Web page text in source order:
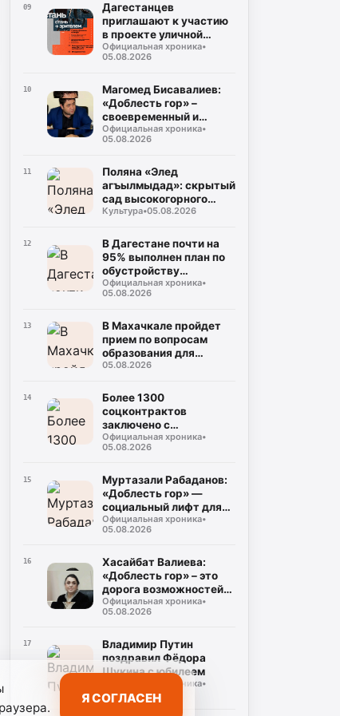
09
Дагестанцев
приглашают к участию
в проекте уличной
культуры и спорта
«КАРДО»
Официальная хроника•
05.08.2026
10
Магомед Бисавалиев:
«Доблесть гор» –
своевременный и
долгожданный ответ на
злободневные вопросы
Официальная хроника•
05.08.2026
11
Поляна «Элед
агъылмыдад»: скрытый
сад высокогорного
Дагестана
Культура•05.08.2026
12
В Дагестане почти на
95% выполнен план по
обустройству
площадок для сбора
ТКО
Официальная хроника•
05.08.2026
13
В Махачкале пройдет
прием по вопросам
образования для
участников СВО и их
05.08.2026
14
Более 1300
соцконтрактов
заключено с
участниками СВО и их
семьями в Дагестане
Официальная хроника•
05.08.2026
15
Муртазали Рабаданов:
«Доблесть гор» —
социальный лифт для
героев СВО
Официальная хроника•
05.08.2026
16
Хасайбат Валиева:
«Доблесть гор» – это
дорога возможностей
для героев,
возвращающихся к
Официальная хроника•
05.08.2026
17
Владимир Путин
поздравил Фёдора
Щукина с юбилеем
Официальная хроника•
04.08.2026
Я СОГЛАСЕН